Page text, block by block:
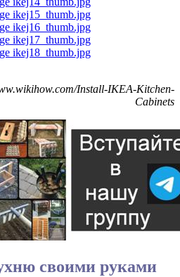
Install-IKEA-Kitchen-
Cabinets
своими руками